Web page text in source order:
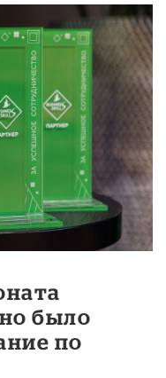
было
по